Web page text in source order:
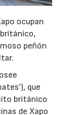
ocupan
peñón
que
británico
de Xapo